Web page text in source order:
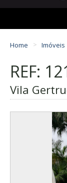
Home Imóveis
REF:
Vila